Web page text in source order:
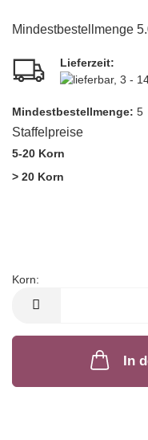
Mindestbestellmenge
Lieferzeit:
Mindest­bestellmenge: 5
Staffelpreise
5-20 Korn
> 20 Korn
Korn:
In